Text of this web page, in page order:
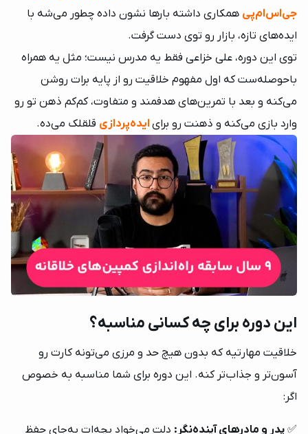
جی‌اس‌ام‌پی همکاری داشته بارها نشون داده چطور می‌شه با
ایده‌های تازه، بازار رو توی دست گرفت.
توی این دوره، علی خزاعی فقط یه مدرس نیست؛ مثل یه همراه
باحوصله‌ست که اول مفهوم خلاقیت رو از پایه برات روشن
می‌کنه و بعد با تمرین‌های هدفمند و متفاوت، کم‌کم ذهن تو رو
وارد بازی می‌کنه و ذهنت رو برای ایده‌پردازی قلقلک می‌ده.
این دوره برای چه کسانی مناسبه؟
خلاقیت مهارتیه که بدون هیچ حد و مرزی می‌تونه کارت رو
آسون‌تر و جذاب‌تر کنه. این دوره برای شما مناسبه به خصوص
اگر:
✅ پدر و مادرهای آینده‌نگر: دلت می‌خواد بچه‌ات به‌جای حفظ